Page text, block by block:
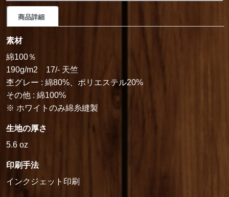
商品詳細
素材
綿100％
190g/m2 17/- 天竺
杢グレー : 綿80%、ポリエステル20%
その他 : 綿100%
※ ホワイトのみ綿糸縫製
生地の厚さ
5.6 oz
印刷手法
インクジェット印刷